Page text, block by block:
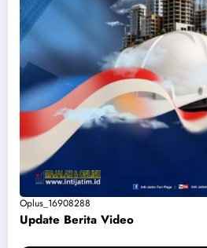
Oplus_16908288
Update Berita Video